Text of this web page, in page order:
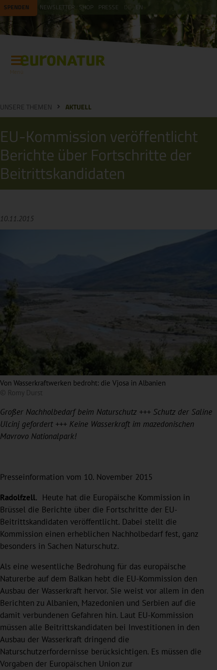
SPENDEN NEWSLETTER SHOP PRESSE EN
UNSERE THEMEN AKTUELL
EU-Kommission veröffentlicht
Berichte über Fortschritte der
Beitrittskandidaten
10.11.2015
Von Wasserkraftwerken bedroht: die Vjosa in Albanien
© Romy Durst
Großer Nachholbedarf beim Naturschutz +++ Schutz der Saline
Ulcinj gefordert +++ Keine Wasserkraft im mazedonischen
Mavrovo Nationalpark!
Presseinformation vom 10. November 2015
Radolfzell. Heute hat die Europäische Kommission in
Brüssel die Berichte über die Fortschritte der EU-
Beitrittskandidaten veröffentlicht. Dabei stellt die
Kommission einen erheblichen Nachholbedarf fest, ganz
besonders in Sachen Naturschutz.
Als eine wesentliche Bedrohung für das europäische
Naturerbe auf dem Balkan hebt die EU-Kommission den
Ausbau der Wasserkraft hervor. Sie weist vor allem in den
Berichten zu Albanien, Mazedonien und Serbien auf die
damit verbundenen Gefahren hin. Laut EU-Kommission
müssen alle Beitrittskandidaten bei Investitionen in den
Ausbau der Wasserkraft dringend die
Naturschutzerfordernisse berücksichtigen. Es müssen die
Vorgaben der Europäischen Union zur